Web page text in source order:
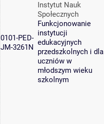
0101-PED-
JM-3261N
Instytut Nauk
Społecznych
Funkcjonowanie
instytucji
edukacyjnych
przedszkolnych i dla
uczniów w
młodszym wieku
szkolnym